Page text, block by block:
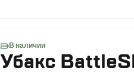
В наличии
Убакс